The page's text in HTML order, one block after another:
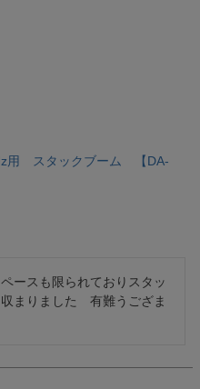
用 スタックブーム 【DA-
ースも限られておりスタッ
まりました　有難うござま